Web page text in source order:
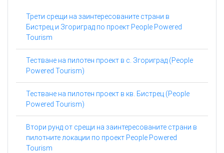
Трети срещи на заинтересованите страни в
Бистрец и Згориград по проект People Powered
Tourism
Тестване на пилотен проект в с. Згориград (People
Powered Tourism)
Тестване на пилотен проект в кв. Бистрец (People
Powered Tourism)
Втори рунд от срещи на заинтересованите страни в
пилотните локации по проект People Powered
Tourism